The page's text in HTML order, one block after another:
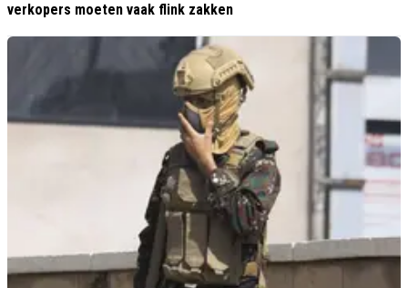
verkopers moeten vaak flink zakken